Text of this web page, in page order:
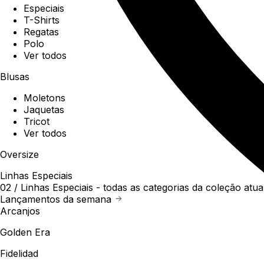
Especiais
T-Shirts
Regatas
Polo
Ver todos
Blusas
Moletons
Jaquetas
Tricot
Ver todos
Oversize
Linhas Especiais
02 / Linhas Especiais - todas as categorias da coleção
Lançamentos da semana
Arcanjos
Golden Era
Fidelidad